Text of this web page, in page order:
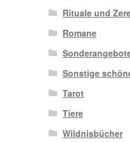
Rituale und
Romane
Sonstige
Tarot
Tiere
Wildnisbücher